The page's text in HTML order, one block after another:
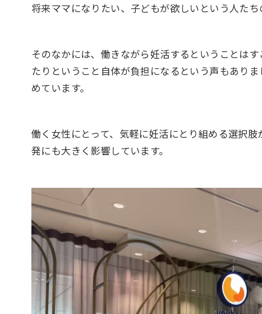
将来ママになりたい、子どもが欲しいという人た
そのなかには、働きながら妊活するということは
たりということ自体が負担になるという声もあり
めています。
働く女性にとって、気軽に妊活にとり組める選択
発にも大きく影響しています。